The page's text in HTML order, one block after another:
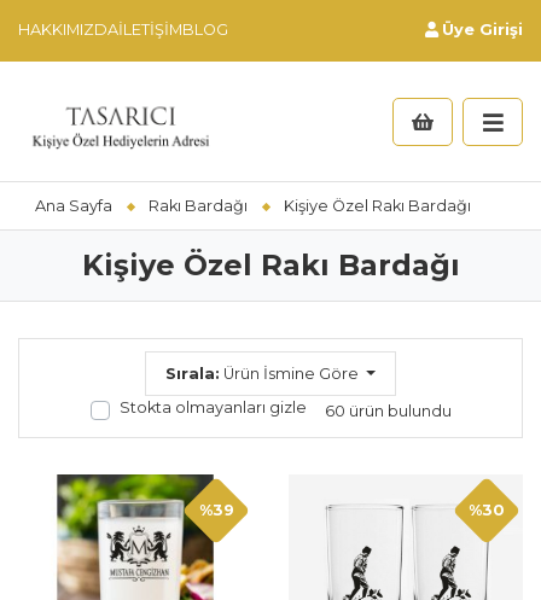
HAKKIMIZDAİLETIŞIMBLOG Üye Girişi
Ana Sayfa Rakı Bardağı Kişiye Özel Rakı Bardağı
Kişiye Özel Rakı Bardağı
Sırala: Ürün İsmine Göre
Stokta olmayanları gizle
60 ürün bulundu
%39 %30